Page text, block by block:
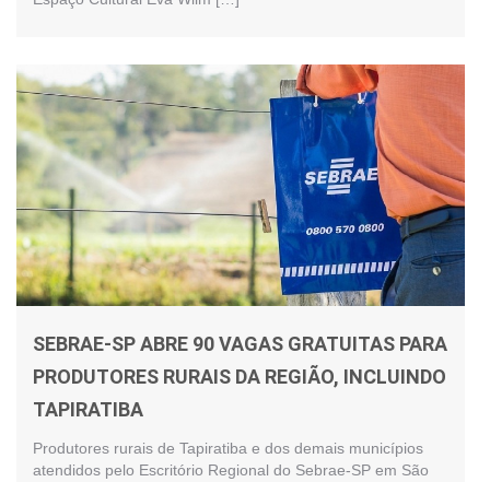
SEBRAE-SP ABRE 90 VAGAS GRATUITAS PARA
PRODUTORES RURAIS DA REGIÃO, INCLUINDO
TAPIRATIBA
Produtores rurais de Tapiratiba e dos demais municípios
atendidos pelo Escritório Regional do Sebrae-SP em São